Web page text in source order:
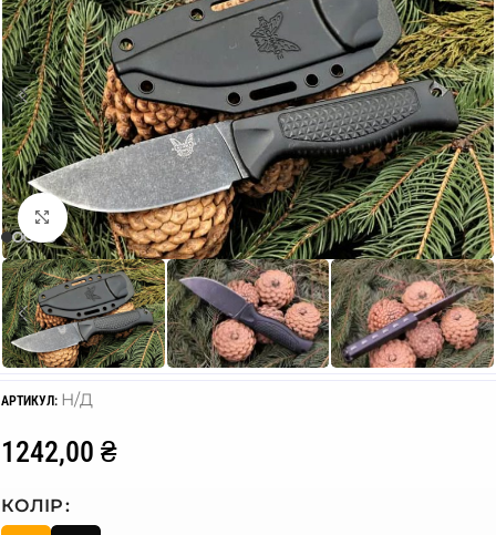
Click to enlarge
АРТИКУЛ: Н/Д
1242,00 ₴
КОЛІР